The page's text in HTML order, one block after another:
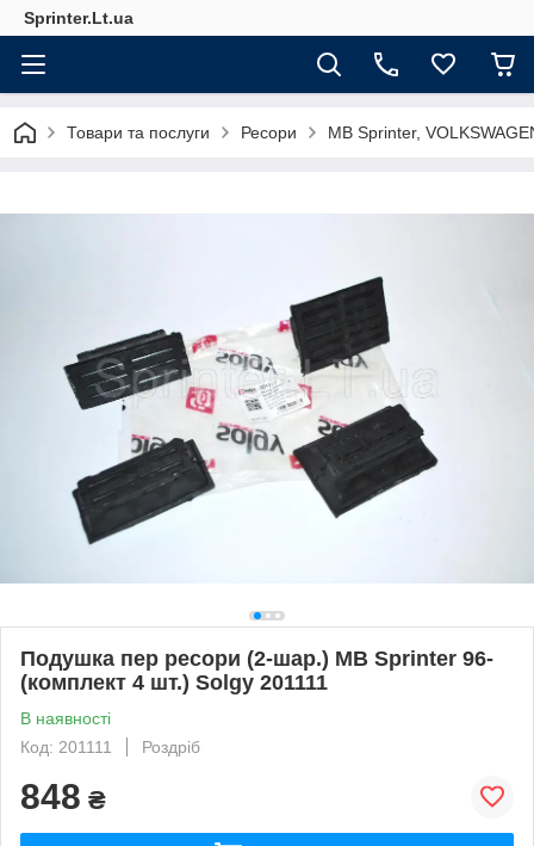
Sprinter.Lt.ua
Товари та послуги Ресори MB Sprinter,
Подушка пер ресори (2-шар.) MB Sprinter 96-
(комплект 4 шт.) Solgy 201111
В наявності
Код: 201111
Роздріб
848 ₴